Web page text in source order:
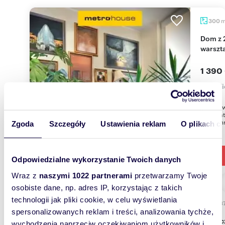
Zgoda Szczegóły Ustawienia reklam O plikach
Odpowiedzialne wykorzystanie Twoich danych
Wraz z naszymi 1022 partnerami przetwarzamy Twoje
osobiste dane, np. adres IP, korzystając z takich
technologii jak pliki cookie, w celu wyświetlania
spersonalizowanych reklam i treści, analizowania tychże,
300
Dom z 2 niezależnymi mieszkaniami, ogród i
1 390
dom